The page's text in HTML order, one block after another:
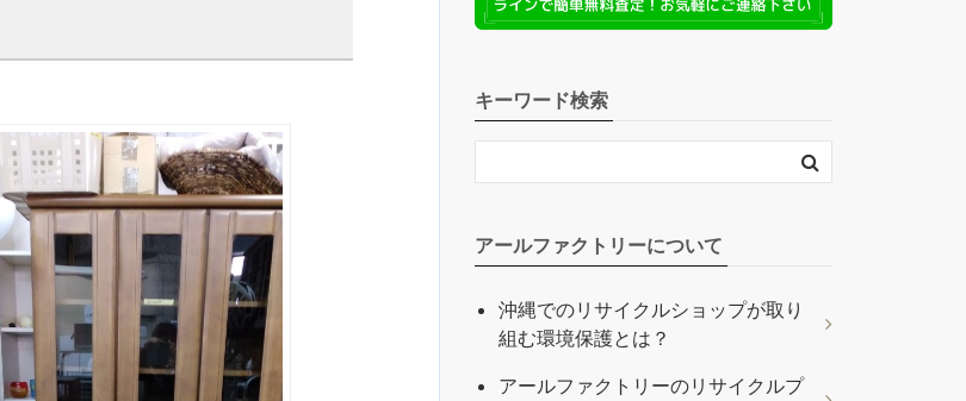
キーワード検索
アールファクトリーについて
沖縄でのリサイクルショップが取り
組む環境保護とは？
アールファクトリーのリサイクルプ